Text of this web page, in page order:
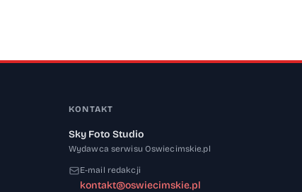
KONTAKT
Sky Foto Studio
Wydawca serwisu Oswiecimskie.pl
E-mail redakcji
kontakt@oswiecimskie.pl